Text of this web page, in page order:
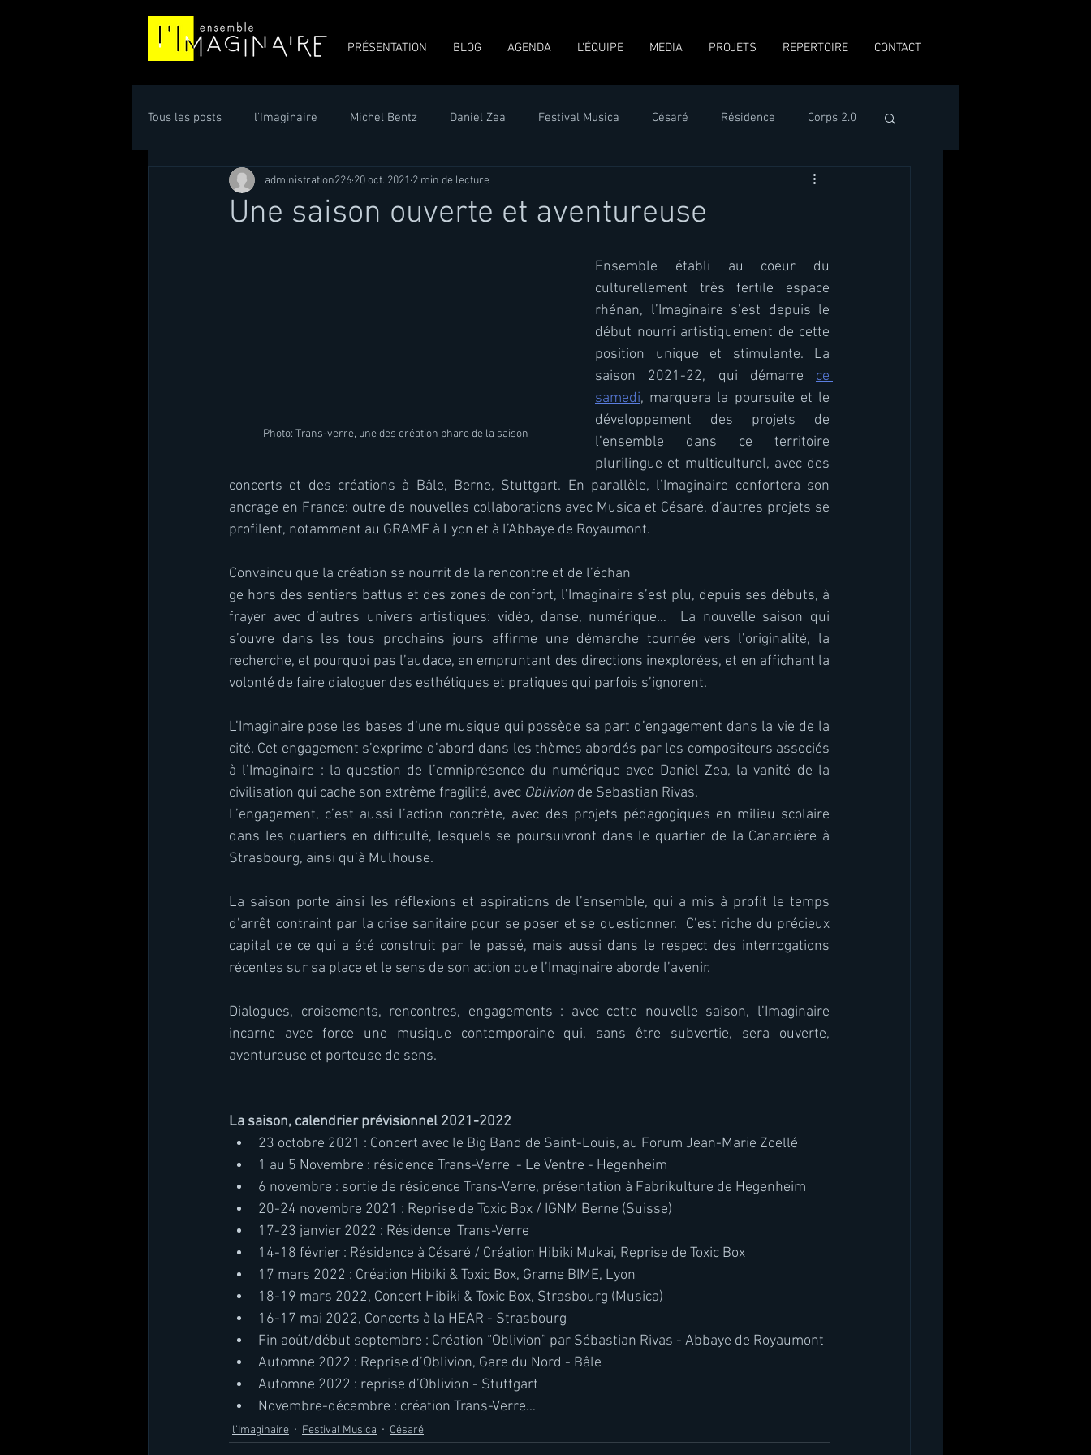
PRÉSENTATION BLOG AGENDA L'ÉQUIPE MEDIA PROJETS REPERTOIRE CONTACT
Tous les posts l'Imaginaire Michel Bentz Daniel Zea Festival Musica Césaré Résidence Corps 2.0
Nicolas Collins Strasbourg Musique contemporaine Santiago Díez-Fischer
GRAME HEAR Le Ventre
Une saison ouverte et aventureuse
administration226 20 oct. 2021 2 min de lecture
Photo: Trans-verre, une des création phare de la saison
Ensemble établi au coeur du
culturellement très fertile espace
rhénan, l’Imaginaire s’est depuis le
début nourri artistiquement de cette
position unique et stimulante. La
saison 2021-22, qui démarre ce
samedi, marquera la poursuite et le
développement des projets de
l’ensemble dans ce territoire
plurilingue et multiculturel, avec des
concerts et des créations à Bâle, Berne, Stuttgart. En parallèle, l’Imaginaire confortera son
ancrage en France: outre de nouvelles collaborations avec Musica et Césaré, d’autres projets se
profilent, notamment au GRAME à Lyon et à l’Abbaye de Royaumont.
Convaincu que la création se nourrit de la rencontre et de l’échan
ge hors des sentiers battus et des zones de confort, l’Imaginaire s’est plu, depuis ses débuts, à
frayer avec d’autres univers artistiques: vidéo, danse, numérique…  La nouvelle saison qui
s’ouvre dans les tous prochains jours affirme une démarche tournée vers l’originalité, la
recherche, et pourquoi pas l’audace, en empruntant des directions inexplorées, et en affichant la
volonté de faire dialoguer des esthétiques et pratiques qui parfois s’ignorent.
L’Imaginaire pose les bases d’une musique qui possède sa part d’engagement dans la vie de la
cité. Cet engagement s’exprime d’abord dans les thèmes abordés par les compositeurs associés
à l’Imaginaire : la question de l’omniprésence du numérique avec Daniel Zea, la vanité de la
civilisation qui cache son extrême fragilité, avec Oblivion de Sebastian Rivas.
L’engagement, c’est aussi l’action concrète, avec des projets pédagogiques en milieu scolaire
dans les quartiers en difficulté, lesquels se poursuivront dans le quartier de la Canardière à
Strasbourg, ainsi qu’à Mulhouse.
La saison porte ainsi les réflexions et aspirations de l’ensemble, qui a mis à profit le temps
d’arrêt contraint par la crise sanitaire pour se poser et se questionner.  C’est riche du précieux
capital de ce qui a été construit par le passé, mais aussi dans le respect des interrogations
récentes sur sa place et le sens de son action que l’Imaginaire aborde l’avenir.
Dialogues, croisements, rencontres, engagements : avec cette nouvelle saison, l’Imaginaire
incarne avec force une musique contemporaine qui, sans être subvertie, sera ouverte,
aventureuse et porteuse de sens.
La saison, calendrier prévisionnel 2021-2022
23 octobre 2021 : Concert avec le Big Band de Saint-Louis, au Forum Jean-Marie Zoellé
1 au 5 Novembre : résidence Trans-Verre  - Le Ventre - Hegenheim
6 novembre : sortie de résidence Trans-Verre, présentation à Fabrikulture de Hegenheim
20-24 novembre 2021 : Reprise de Toxic Box / IGNM Berne (Suisse)
17-23 janvier 2022 : Résidence  Trans-Verre
14-18 février : Résidence à Césaré / Création Hibiki Mukai, Reprise de Toxic Box
17 mars 2022 : Création Hibiki & Toxic Box, Grame BIME, Lyon
18-19 mars 2022, Concert Hibiki & Toxic Box, Strasbourg (Musica)
16-17 mai 2022, Concerts à la HEAR - Strasbourg
Fin août/début septembre : Création “Oblivion” par Sébastian Rivas - Abbaye de Royaumont
Automne 2022 : Reprise d’Oblivion, Gare du Nord - Bâle
Automne 2022 : reprise d’Oblivion - Stuttgart
Novembre-décembre : création Trans-Verre…
l'Imaginaire Festival Musica Césaré